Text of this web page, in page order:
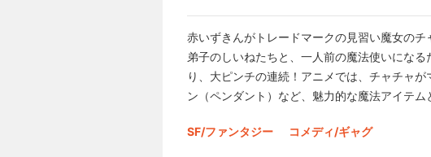
赤いずきんがトレードマークの見習い魔女の
弟子のしいねたちと、一人前の魔法使いにな
り、大ピンチの連続！アニメでは、チャチャ
ン（ペンダント）など、魅力的な魔法アイテ
SF/ファンタジー コメディ/ギャグ